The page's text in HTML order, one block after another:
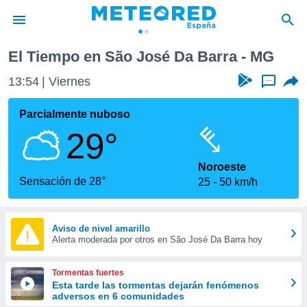
de
por
se
calidad.
a este
las
y
forma
digital
basada
El Tiempo en São José Da Barra - MG
13:54 Viernes ...
Parcialmente nuboso
29°
Sensación de 28°
Noroeste
25
50 km/h
Aviso de nivel amarillo
Alerta moderada por otros en São José Da Barra hoy
Tormentas fuertes
Esta tarde las tormentas dejarán fenómenos
adversos en 6 comunidades